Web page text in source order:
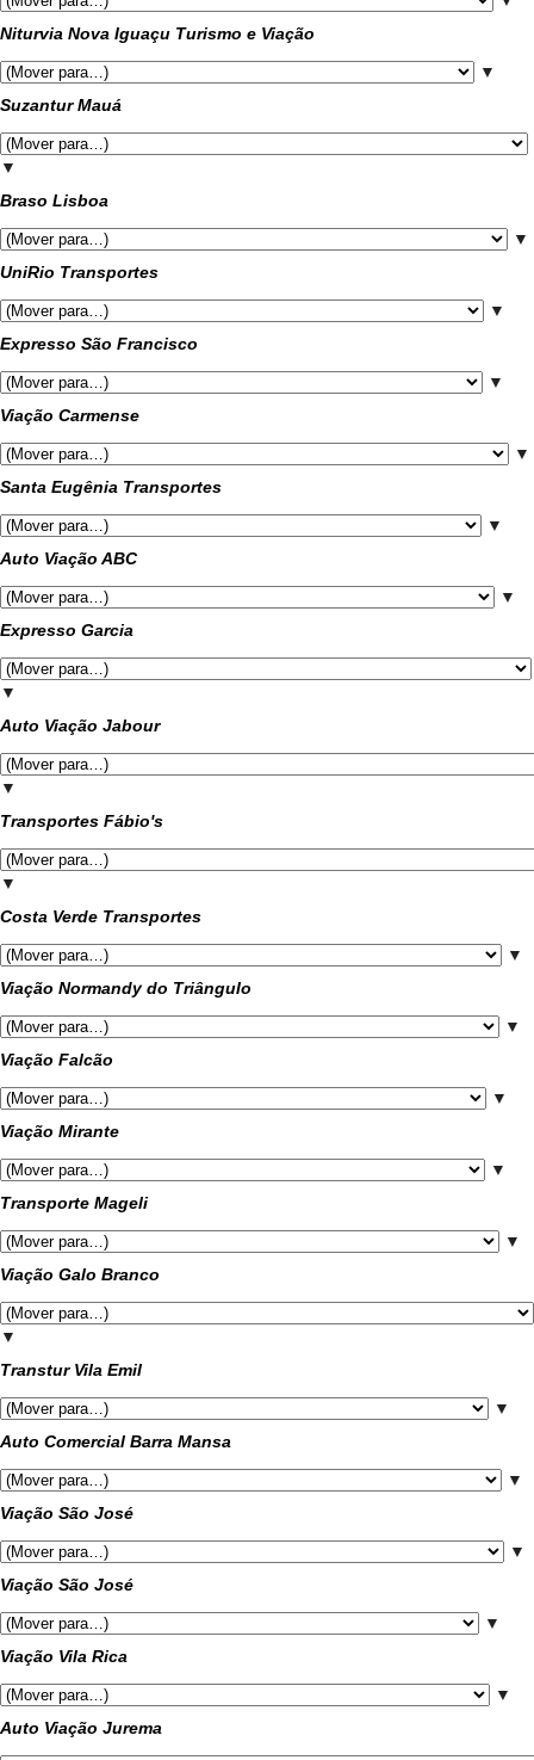
Niturvia Nova Iguaçu Turismo e Viação
▼
Suzantur Mauá
▼
Braso Lisboa
▼
UniRio Transportes
▼
Expresso São Francisco
▼
Viação Carmense
▼
Santa Eugênia Transportes
▼
Auto Viação ABC
▼
Expresso Garcia
▼
Auto Viação Jabour
▼
Transportes Fábio's
▼
Costa Verde Transportes
▼
Viação Normandy do Triângulo
▼
Viação Falcão
▼
Viação Mirante
▼
Transporte Mageli
▼
Viação Galo Branco
▼
Transtur Vila Emil
▼
Auto Comercial Barra Mansa
▼
Viação São José
▼
Viação São José
▼
Viação Vila Rica
▼
Auto Viação Jurema